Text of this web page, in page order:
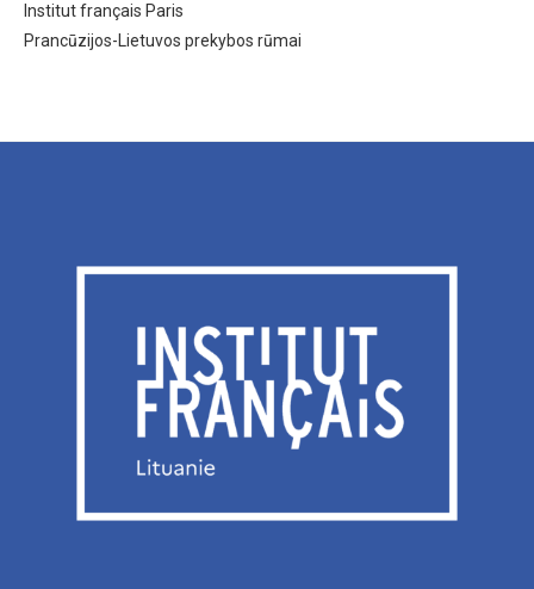
Institut français Paris
Prancūzijos-Lietuvos prekybos rūmai